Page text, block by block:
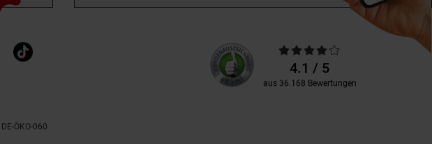
DE-ÖKO-060
Unsere
Kundenbewertungen
Durchschnittliche
Bewertungen4.1 / 5
aus 36.168 Bewertungen